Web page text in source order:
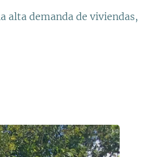
alta demanda de viviendas,